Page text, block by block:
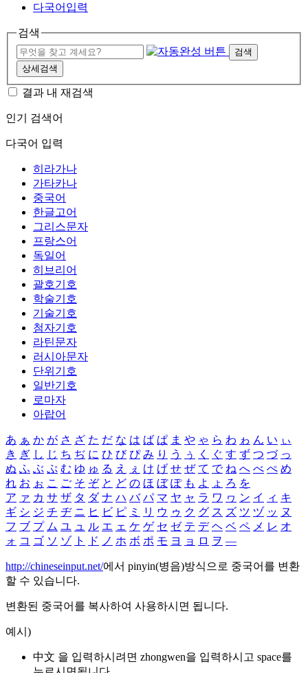
다국어입력
검색
검색
상세검색
결과 내 재검색
인기 검색어
다국어 입력
히라가나
가타카나
중국어
한글고어
그리스문자
프랑스어
독일어
히브리어
괄호기호
학술기호
기술기호
첨자기호
라틴문자
러시아문자
단위기호
일반기호
로마자
아랍어
あ ぁ か が さ ざ た だ な は ば ぱ ま や ゃ ら わ ゎ ん い ぃ
き ぎ し じ ち ぢ に ひ び ぴ み り う ぅ く ぐ す ず つ づ っ
ぬ ふ ぶ ぷ む ゆ ゅ る え ぇ け げ せ ぜ て で ね へ べ ぺ め
れ お ぉ こ ご そ ぞ と ど の ほ ぼ ぽ も よ ょ ろ を
ア ァ カ サ ザ タ ダ ナ ハ バ パ マ ヤ ャ ラ ワ ヮ ン イ ィ キ
ギ シ ジ チ ヂ ニ ヒ ビ ピ ミ リ ウ ゥ ク グ ス ズ ツ ヅ ッ ヌ
フ ブ プ ム ユ ュ ル エ ェ ケ ゲ セ ゼ テ デ ヘ ベ ペ メ レ オ
ォ コ ゴ ソ ゾ ト ド ノ ホ ボ ポ モ ヨ ョ ロ ヲ ―
http://chineseinput.net/에서 pinyin(병음)방식으로 중국어를 변환
할 수 있습니다.
변환된 중국어를 복사하여 사용하시면 됩니다.
예시)
中文 을 입력하시려면 zhongwen을 입력하시고 space를